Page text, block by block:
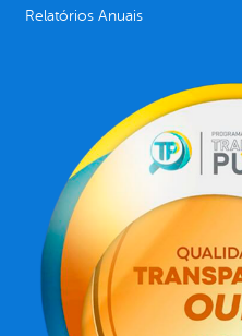
Relatórios Anuais